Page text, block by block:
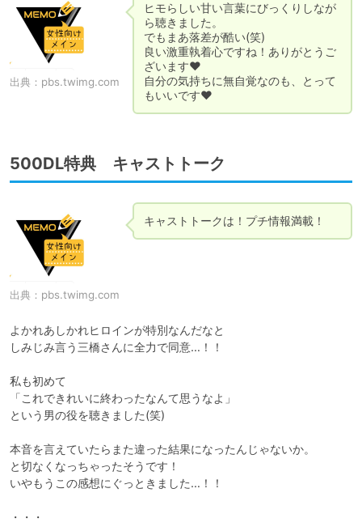
出典： pbs.twimg.com
ヒモらしい甘い言葉にびっくりしなが
ら聴きました。
でもまあ落差が酷い(笑)
良い激重執着心ですね！ありがとうご
ざいます♥
自分の気持ちに無自覚なのも、とって
500DL特典 キャストトーク
出典： pbs.twimg.com
よかれあしかれヒロインが特別なんだなと
しみじみ言う三橋さんに全力で同意…！！
私も初めて
「これできれいに終わったなんて思うなよ」
という男の役を聴きました(笑)
本音を言えていたらまた違った結果になったんじゃないか。
と切なくなっちゃったそうです！
いやもうこの感想にぐっときました…！！
・・・